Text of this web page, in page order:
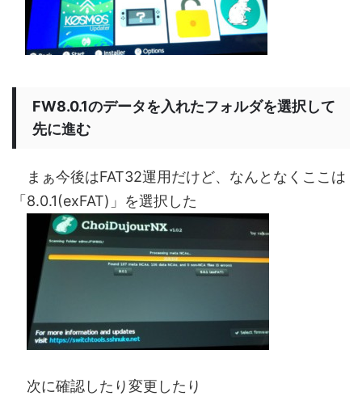
FW8.0.1のデータを入れたフォルダを選択して
先に進む
まぁ今後はFAT32運用だけど、なんとなくここは
「8.0.1(exFAT)」を選択した
次に確認したり変更したり